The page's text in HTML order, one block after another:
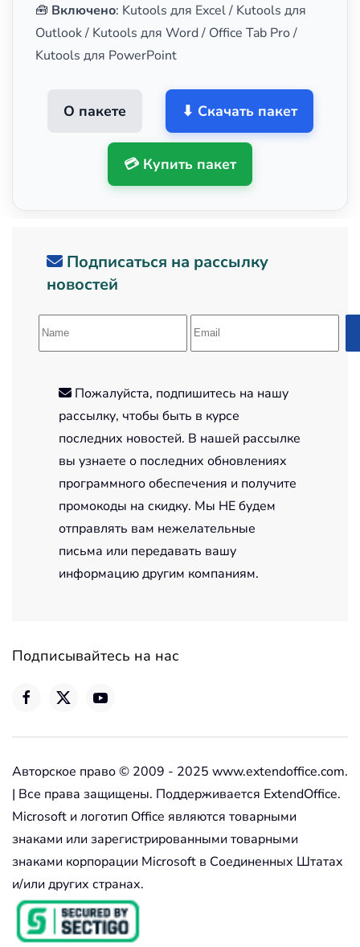
🧰 Включено: Kutools для Excel / Kutools для
Outlook / Kutools для Word / Office Tab Pro /
Kutools для PowerPoint
О пакете ⬇ Скачать пакет
💳 Купить пакет
Подписаться на рассылку
новостей
Пожалуйста, подпишитесь на нашу
рассылку, чтобы быть в курсе
последних новостей. В нашей рассылке
вы узнаете о последних обновлениях
программного обеспечения и получите
промокоды на скидку. Мы НЕ будем
отправлять вам нежелательные
письма или передавать вашу
информацию другим компаниям.
Подписывайтесь на нас
Авторское право © 2009 - 2025 www.extendoffice.com.
| Все права защищены. Поддерживается ExtendOffice.
Microsoft и логотип Office являются товарными
знаками или зарегистрированными товарными
знаками корпорации Microsoft в Соединенных Штатах
и/или других странах.